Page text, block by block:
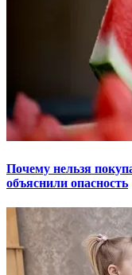
Почему нельзя
объяснили опасность